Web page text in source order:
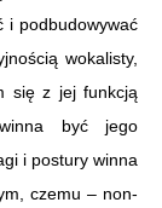
i podbudowywać
wokalisty,
się z jej funkcją
być jego
i postury winna
czemu – non-